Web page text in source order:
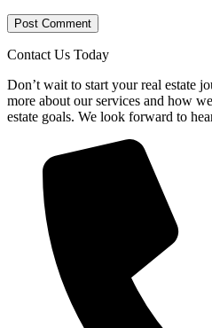
Contact Us Today
Don’t wait to start your real estate
more about our services and how
estate goals. We look forward to